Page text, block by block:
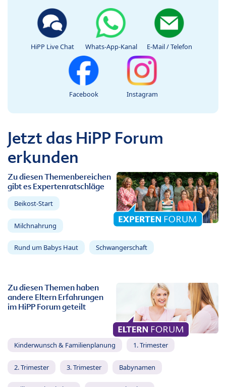
HiPP Live Chat Whats-App-Kanal E-Mail / Telefon
Facebook Instagram
Jetzt das HiPP Forum
erkunden
Zu diesen Themenbereichen
gibt es Expertenratschläge
Beikost-Start
Milchnahrung
Rund um Babys Haut Schwangerschaft
Zu diesen Themen haben
andere Eltern Erfahrungen
im HiPP Forum geteilt
Kinderwunsch & Familienplanung 1. Trimester
2. Trimester 3. Trimester Babynamen